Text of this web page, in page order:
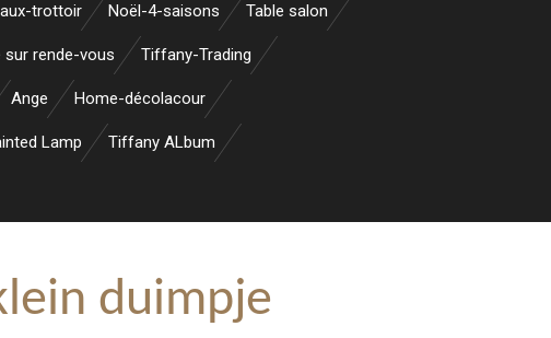
trottoir Noël-4-saisons Table salon
sur rende-vous Tiffany-Trading
Ange Home-décolacour
Lamp Tiffany ALbum
duimpje